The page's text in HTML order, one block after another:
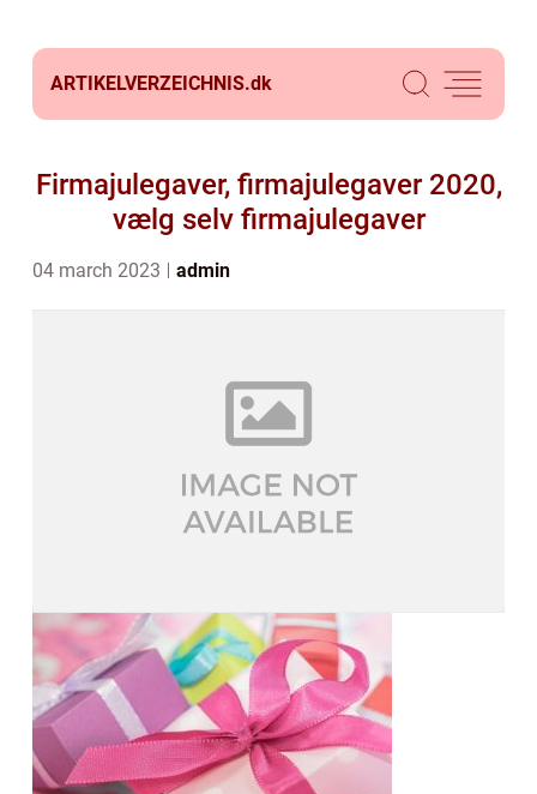
ARTIKELVERZEICHNIS.dk
Firmajulegaver, firmajulegaver 2020,
vælg selv firmajulegaver
04 march 2023 admin